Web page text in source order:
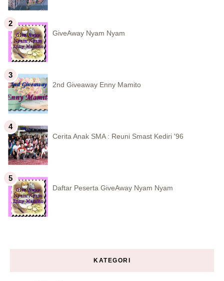
GiveAway Nyam Nyam
2nd Giveaway Enny Mamito
Cerita Anak SMA : Reuni Smast Kediri '96
Daftar Peserta GiveAway Nyam Nyam
KATEGORI